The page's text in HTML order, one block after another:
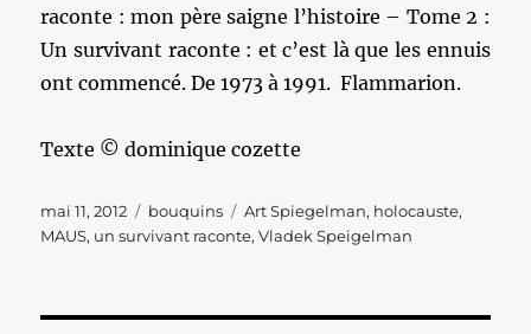
raconte : mon père saigne l’histoire – Tome 2 :
Un survivant raconte : et c’est là que les ennuis
ont commencé. De 1973 à 1991. Flammarion.
Texte © dominique cozette
Publié
le
mai 11, 2012 Catégories
bouquins Étiquettes
Art Spiegelman, holocauste,
MAUS, un survivant raconte,Vladek Speigelman